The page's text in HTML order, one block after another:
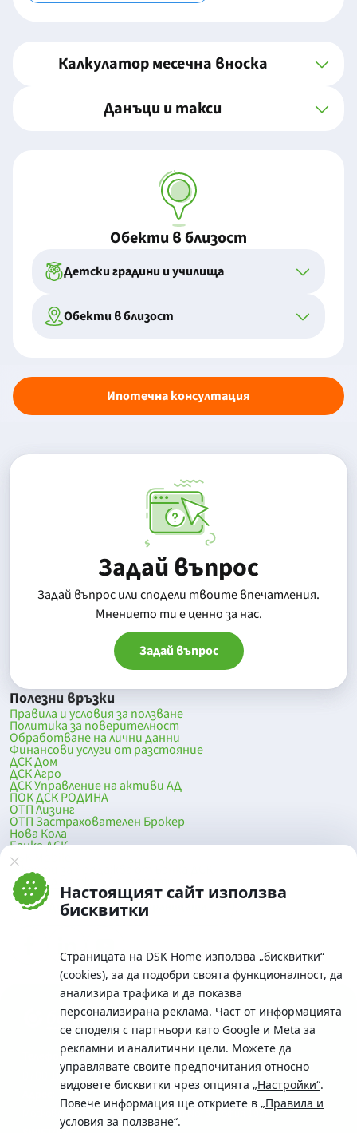
Настоящият сайт използва
бисквитки
Страницата на DSK Home използва „бисквитки“
(cookies), за да подобри своята функционалност, да
анализира трафика и да показва
персонализирана реклама. Част от информацията
се споделя с партньори като Google и Meta за
рекламни и аналитични цели. Можете да
управлявате своите предпочитания относно
видовете бисквитки чрез опцията „Настройки“.
Повече информация ще откриете в „Правила и
условия за ползване“.
Калкулатор месечна вноска
Данъци и такси
Обекти в близост
Детски градини и училища
Обекти в близост
Ипотечна консултация
Задай въпрос
Задай въпрос или сподели твоите впечатления.
Mнението ти е ценно за нас.
Задай въпрос
Полезни връзки
Правила и условия за ползване
Политика за поверителност
Обработване на лични данни
Финансови услуги от разстояние
ДСК Дом
ДСК Агро
ДСК Управление на активи АД
ПОК ДСК РОДИНА
ОТП Лизинг
ОТП Застрахователен Брокер
Нова Кола
Банка ДСК
DSK Mobile
Оферти за продажба от Банка ДСК
Клонова мрежа и банкомати
До началото на страницата
Телефон:
0700 10 375 / *2375
Московска No.19 / ул. Г. Бенковски No. 5, София 1036